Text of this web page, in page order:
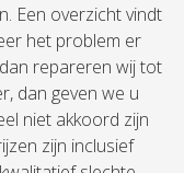
Een overzicht vindt
het problem er
repareren wij tot
dan geven we u
niet akkoord zijn
zijn inclusief